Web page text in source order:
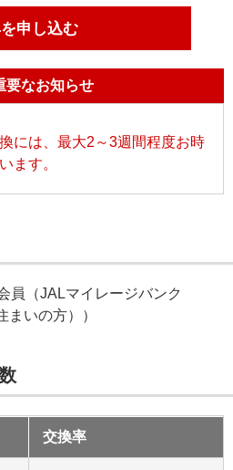
申し込む
要なお知らせ
には、最大2～3週間程度お時
ます。
員（JALマイレージバンク
まいの方））
交換率